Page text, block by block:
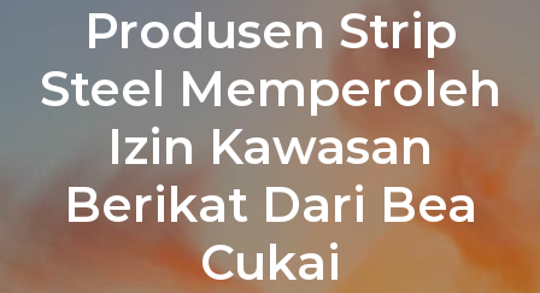
Produsen Strip
Steel Memperoleh
Izin Kawasan
Berikat Dari Bea
Cukai